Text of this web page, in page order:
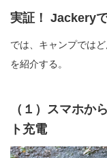
実証！ Jackery
では、キャンプでは
を紹介する。
（１）スマホか
ト充電